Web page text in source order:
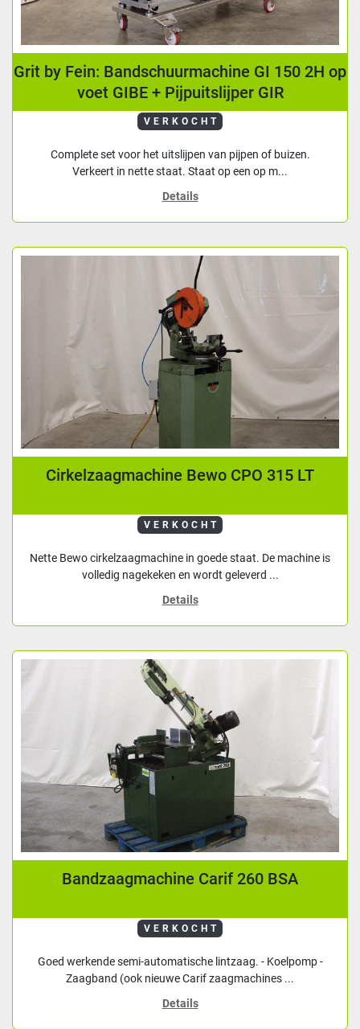
Grit by Fein: Bandschuurmachine GI 150 2H op
voet GIBE + Pijpuitslijper GIR
VERKOCHT
Complete set voor het uitslijpen van pijpen of buizen.
Verkeert in nette staat. Staat op een op m...
Details
Cirkelzaagmachine Bewo CPO 315 LT
VERKOCHT
Nette Bewo cirkelzaagmachine in goede staat. De machine is
volledig nagekeken en wordt geleverd ...
Details
Bandzaagmachine Carif 260 BSA
VERKOCHT
Goed werkende semi-automatische lintzaag. - Koelpomp -
Zaagband (ook nieuwe Carif zaagmachines ...
Details